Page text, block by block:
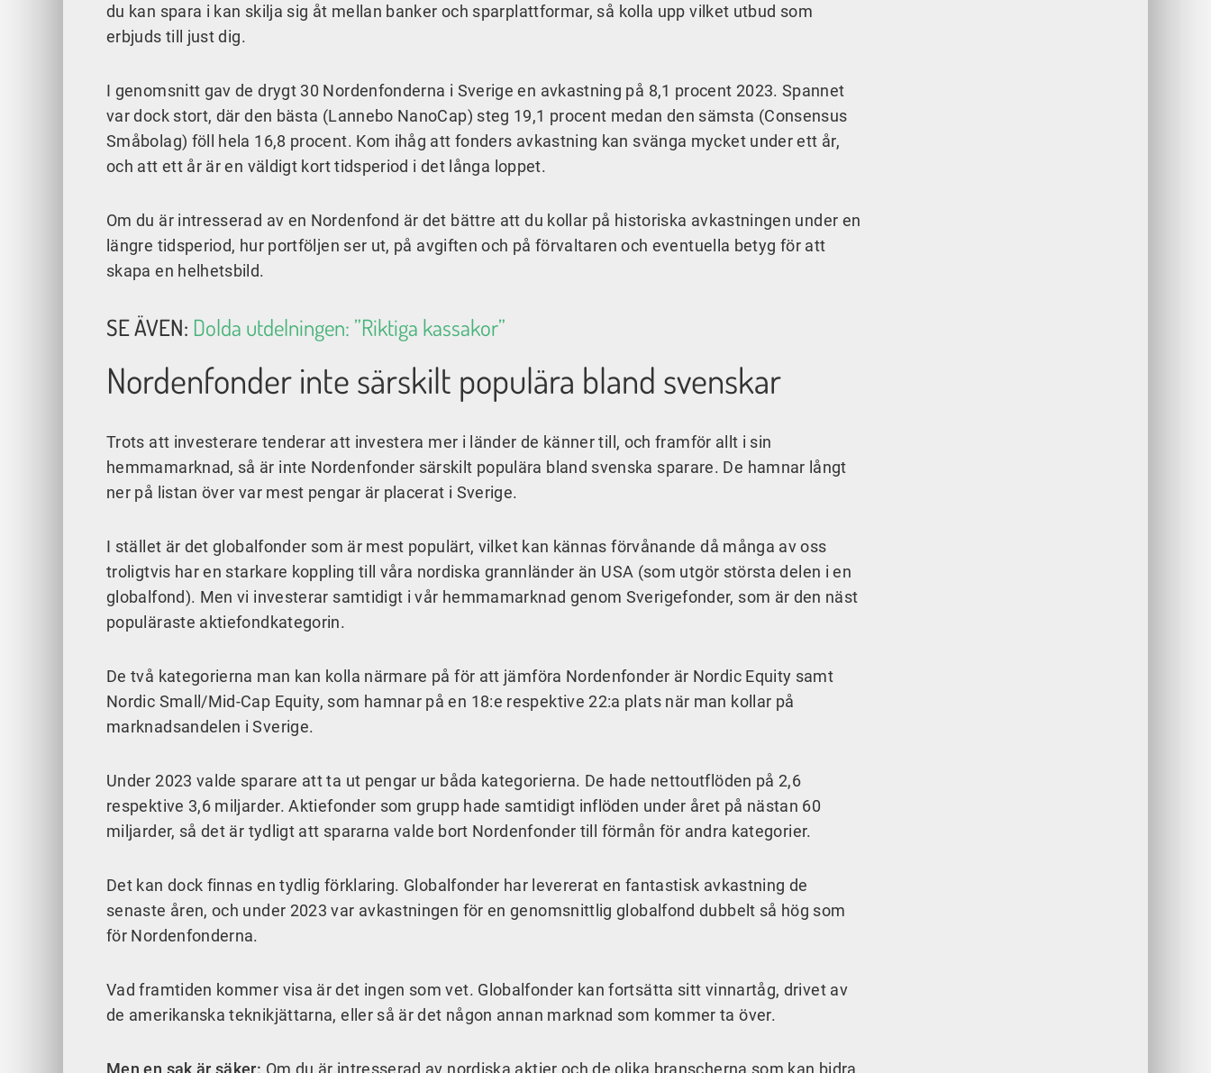
du kan spara i kan skilja sig åt mellan banker och sparplattformar, så kolla upp vilket utbud som
erbjuds till just dig.
I genomsnitt gav de drygt 30 Nordenfonderna i Sverige en avkastning på 8,1 procent 2023. Spannet
var dock stort, där den bästa (Lannebo NanoCap) steg 19,1 procent medan den sämsta (Consensus
Småbolag) föll hela 16,8 procent. Kom ihåg att fonders avkastning kan svänga mycket under ett år,
och att ett år är en väldigt kort tidsperiod i det långa loppet.
Om du är intresserad av en Nordenfond är det bättre att du kollar på historiska avkastningen under en
längre tidsperiod, hur portföljen ser ut, på avgiften och på förvaltaren och eventuella betyg för att
skapa en helhetsbild.
SE ÄVEN: Dolda utdelningen: ”Riktiga kassakor”
Nordenfonder inte särskilt populära bland svenskar
Trots att investerare tenderar att investera mer i länder de känner till, och framför allt i sin
hemmamarknad, så är inte Nordenfonder särskilt populära bland svenska sparare. De hamnar långt
ner på listan över var mest pengar är placerat i Sverige.
I stället är det globalfonder som är mest populärt, vilket kan kännas förvånande då många av oss
troligtvis har en starkare koppling till våra nordiska grannländer än USA (som utgör största delen i en
globalfond). Men vi investerar samtidigt i vår hemmamarknad genom Sverigefonder, som är den näst
populäraste aktiefondkategorin.
De två kategorierna man kan kolla närmare på för att jämföra Nordenfonder är Nordic Equity samt
Nordic Small/Mid-Cap Equity, som hamnar på en 18:e respektive 22:a plats när man kollar på
marknadsandelen i Sverige.
Under 2023 valde sparare att ta ut pengar ur båda kategorierna. De hade nettoutflöden på 2,6
respektive 3,6 miljarder. Aktiefonder som grupp hade samtidigt inflöden under året på nästan 60
miljarder, så det är tydligt att spararna valde bort Nordenfonder till förmån för andra kategorier.
Det kan dock finnas en tydlig förklaring. Globalfonder har levererat en fantastisk avkastning de
senaste åren, och under 2023 var avkastningen för en genomsnittlig globalfond dubbelt så hög som
för Nordenfonderna.
Vad framtiden kommer visa är det ingen som vet. Globalfonder kan fortsätta sitt vinnartåg, drivet av
de amerikanska teknikjättarna, eller så är det någon annan marknad som kommer ta över.